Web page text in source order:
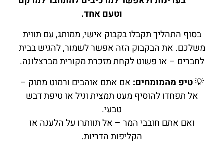
וטעם אחד.
בסוף התהליך תקבלו בקבוק אישי, ממותג, עם תווית
משלכם. את הבקבוק הזה אפשר לשמור, להגיש בבית
לחברים – או פשוט לקחת מזכרת מקורית מברצלונה.
💡טיפ מהמומחים:אם אתם אוהבים ורמוט מתוק –
אל תפחדו להוסיף מעט תמצית וניל או טיפת דבש
טבעי.
ואם אתם חובבי המר – אל תוותרו על הלענה או
הקליפות הדריות.